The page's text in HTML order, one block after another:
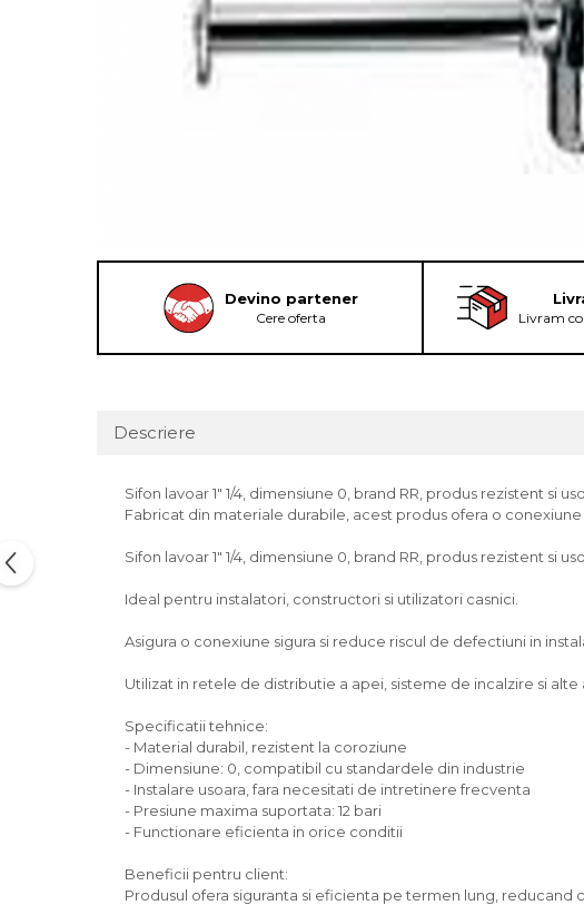
Devino partener
Cere oferta Livram
Descriere
Sifon lavoar 1" 1/4, dimensiune 0, brand RR, produs rezistent
Fabricat din materiale durabile, acest produs ofera o
Sifon lavoar 1" 1/4, dimensiune 0, brand RR, produs rezistent
Ideal pentru instalatori, constructori si utilizatori casnici.
Asigura o conexiune sigura si reduce riscul de defectiuni in
Utilizat in retele de distributie a apei, sisteme de incalzire si alte
Specificatii tehnice:
- Material durabil, rezistent la coroziune
- Dimensiune: 0, compatibil cu standardele din industrie
- Instalare usoara, fara necesitati de intretinere frecventa
- Presiune maxima suportata: 12 bari
- Functionare eficienta in orice conditii
Beneficii pentru client:
Produsul ofera siguranta si eficienta pe termen lung, reducand